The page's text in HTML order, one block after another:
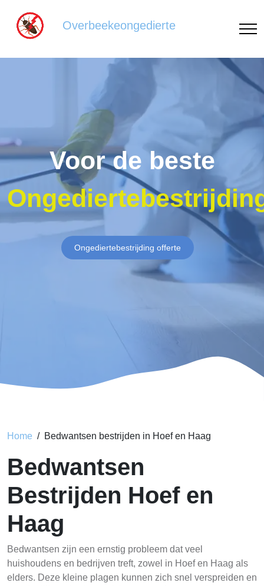
Overbeekeongedierte
Voor de beste
Ongediertebestrijding offerte
Home Bedwantsen bestrijden in Hoef en Haag
Bedwantsen
Bestrijden Hoef en
Haag
Bedwantsen zijn een ernstig probleem dat veel
huishoudens en bedrijven treft, zowel in Hoef en Haag als
elders. Deze kleine plagen kunnen zich snel verspreiden en